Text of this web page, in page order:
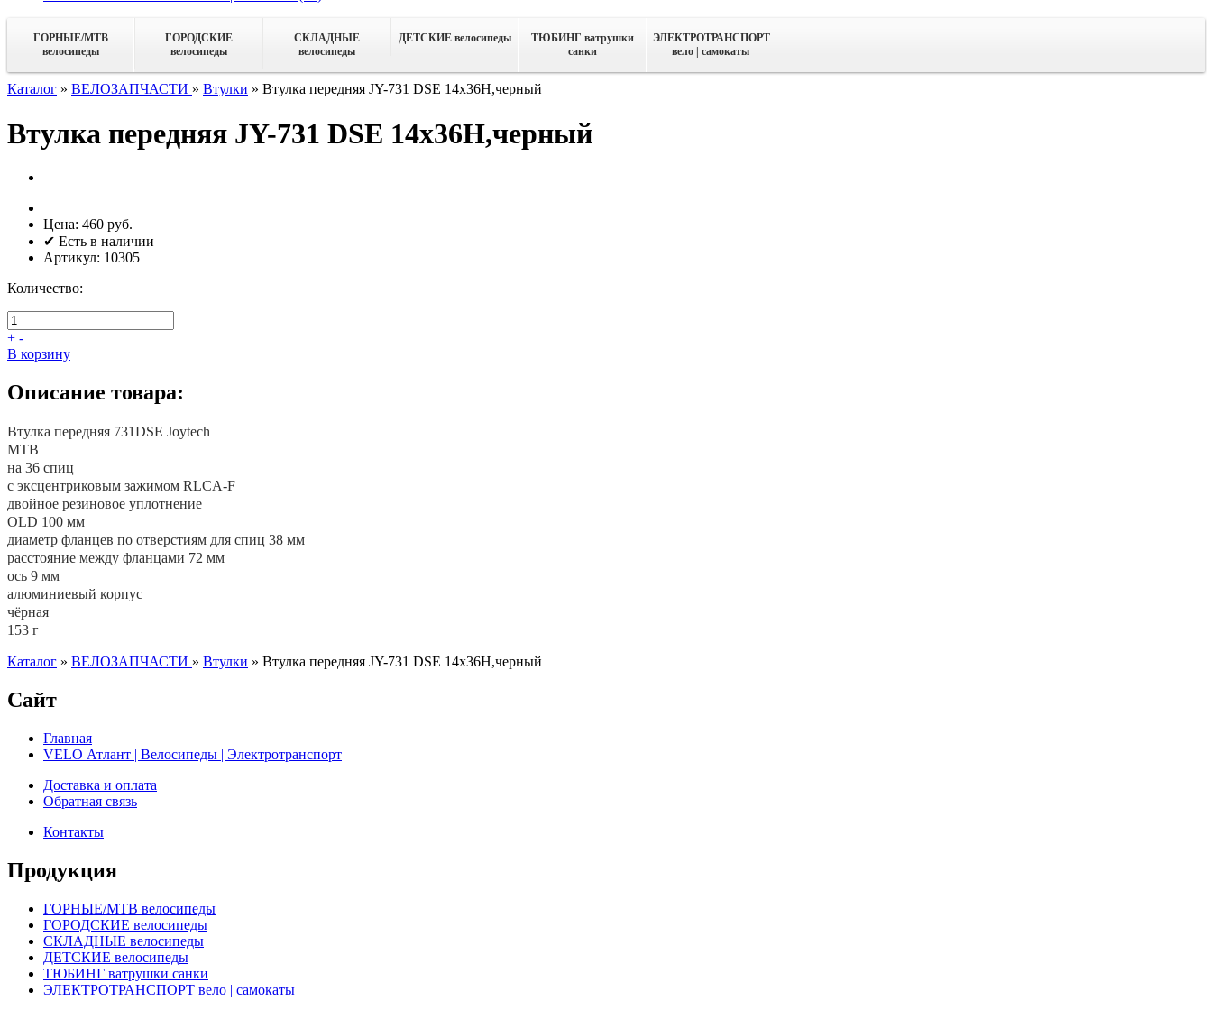
ГОРНЫЕ/MTB
велосипеды
ГОРОДСКИЕ
велосипеды
СКЛАДНЫЕ
велосипеды
ДЕТСКИЕ велосипеды
ТЮБИНГ ватрушки
санки
ЭЛЕКТРОТРАНСПОРТ
вело | самокаты
Каталог » ВЕЛОЗАПЧАСТИ » Втулки » Втулка передняя JY-731 DSE 14x36H,черный
Втулка передняя JY-731 DSE 14x36H,черный
Цена: 460 руб.
✔ Есть в наличии
Артикул: 10305
Количество:
+ -
В корзину
Описание товара:
Втулка передняя 731DSE Joytech
MTB
на 36 спиц
с эксцентриковым зажимом RLCA-F
двойное резиновое уплотнение
OLD 100 мм
диаметр фланцев по отверстиям для спиц 38 мм
расстояние между фланцами 72 мм
ось 9 мм
алюминиевый корпус
чёрная
153 г
Каталог » ВЕЛОЗАПЧАСТИ » Втулки » Втулка передняя JY-731 DSE 14x36H,черный
Сайт
Главная
VELO Атлант | Велосипеды | Электротранспорт
Доставка и оплата
Обратная связь
Контакты
Продукция
ГОРНЫЕ/MTB велосипеды
ГОРОДСКИЕ велосипеды
СКЛАДНЫЕ велосипеды
ДЕТСКИЕ велосипеды
ТЮБИНГ ватрушки санки
ЭЛЕКТРОТРАНСПОРТ вело | самокаты